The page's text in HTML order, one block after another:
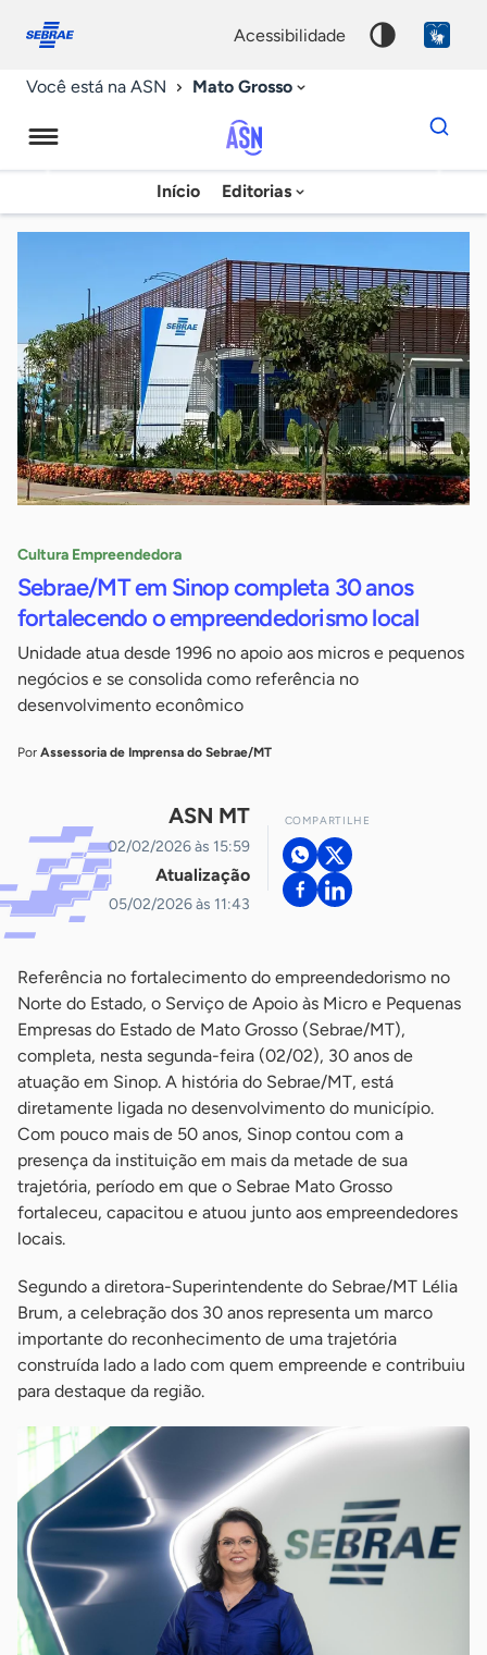
conosco
acessibilidade
Você está na ASN Mato Grosso
Agência
Sebrae
de
Notícias
Início Editorias
Dados
para
chave
Cultura Empreendedora
Sebrae/MT em Sinop completa 30 anos
fortalecendo o empreendedorismo local
Unidade atua desde 1996 no apoio aos micros e pequenos
negócios e se consolida como referência no
desenvolvimento econômico
Por Assessoria de Imprensa do Sebrae/MT
ASN MT
02/02/2026 às 15:59
Atualização
05/02/2026 às 11:43
COMPARTILHE
Referência no fortalecimento do empreendedorismo no
Norte do Estado, o Serviço de Apoio às Micro e Pequenas
Empresas do Estado de Mato Grosso (Sebrae/MT),
completa, nesta segunda-feira (02/02), 30 anos de
atuação em Sinop. A história do Sebrae/MT, está
diretamente ligada no desenvolvimento do município.
Com pouco mais de 50 anos, Sinop contou com a
presença da instituição em mais da metade de sua
trajetória, período em que o Sebrae Mato Grosso
fortaleceu, capacitou e atuou junto aos empreendedores
locais.
Segundo a diretora-Superintendente do Sebrae/MT Lélia
Brum, a celebração dos 30 anos representa um marco
importante do reconhecimento de uma trajetória
construída lado a lado com quem empreende e contribuiu
para destaque da região.